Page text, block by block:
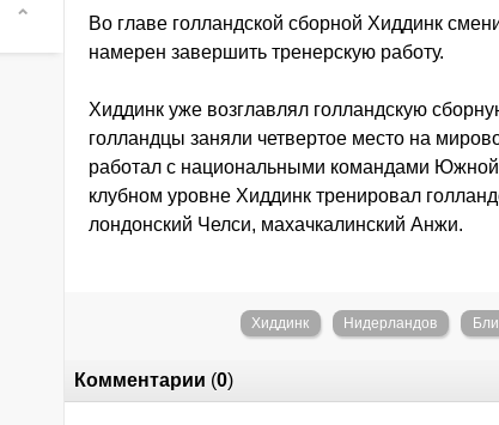
Во главе голландской сборной Хиддинк
намерен завершить тренерскую работу.
Хиддинк уже возглавлял голландскую
голландцы заняли четвертое место на
работал с национальными командами
клубном уровне Хиддинк тренировал
лондонский Челси, махачкалинский Анжи.
Хиддинк Нидерландов
Комментарии (0)